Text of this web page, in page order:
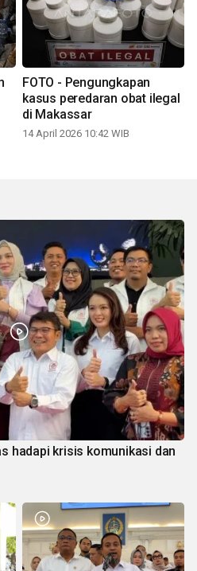
FOTO - Pengungkapan
kasus peredaran obat ilegal
di Makassar
14 April 2026 10:42 WIB
hadapi krisis komunikasi dan